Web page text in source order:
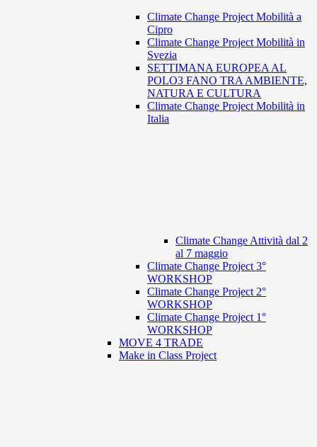
Climate Change Project Mobilità a
Cipro
Climate Change Project Mobilità in
Svezia
SETTIMANA EUROPEA AL
POLO3 FANO TRA AMBIENTE,
NATURA E CULTURA
Climate Change Project Mobilità in
Italia
Climate Change Attività dal 2
al 7 maggio
Climate Change Project 3°
WORKSHOP
Climate Change Project 2°
WORKSHOP
Climate Change Project 1°
WORKSHOP
MOVE 4 TRADE
Make in Class Project